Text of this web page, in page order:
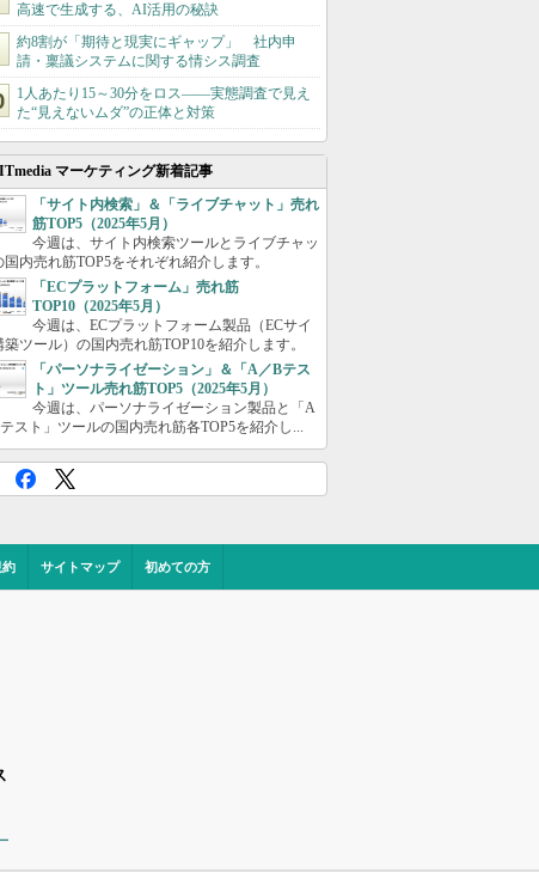
高速で生成する、AI活用の秘訣
約8割が「期待と現実にギャップ」 社内申
請・稟議システムに関する情シス調査
1人あたり15～30分をロス――実態調査で見え
た“見えないムダ”の正体と対策
ITmedia マーケティング新着記事
「サイト内検索」＆「ライブチャット」売れ
筋TOP5（2025年5月）
今週は、サイト内検索ツールとライブチャッ
国内売れ筋TOP5をそれぞれ紹介します。
「ECプラットフォーム」売れ筋
TOP10（2025年5月）
今週は、ECプラットフォーム製品（ECサイ
築ツール）の国内売れ筋TOP10を紹介します。
「パーソナライゼーション」＆「A／Bテス
ト」ツール売れ筋TOP5（2025年5月）
今週は、パーソナライゼーション製品と「A
スト」ツールの国内売れ筋各TOP5を紹介し...
サイトマップ 初めての方